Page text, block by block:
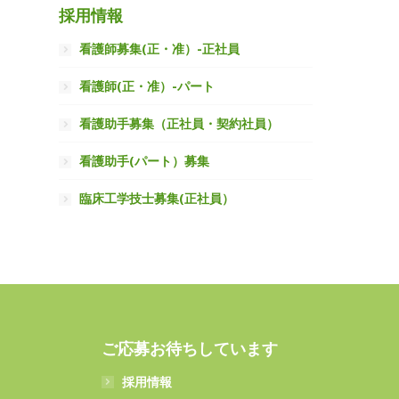
採用情報
看護師募集(正・准）-正社員
看護師(正・准）-パート
看護助手募集（正社員・契約社員）
看護助手(パート）募集
臨床工学技士募集(正社員）
ご応募お待ちしています
採用情報